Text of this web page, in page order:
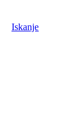
Iskanje